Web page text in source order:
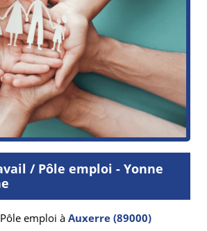
/ Pôle emploi - Yonne
emploi à Auxerre (89000)